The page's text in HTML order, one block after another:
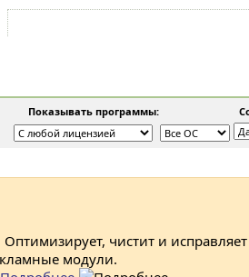
Показывать программы:
Оптимизирует, чистит и
модули.